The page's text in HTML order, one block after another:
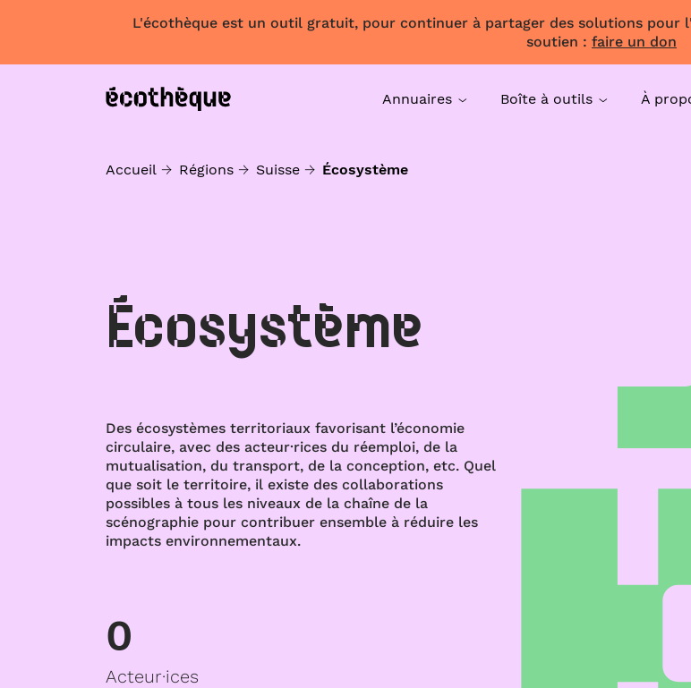
L'écothèque est un outil gratuit, pour continuer à partager des solutions
soutien : faire un don
Annuaires Boîte à outils À
Accueil Régions Suisse Écosystème
Écosystème
Des écosystèmes territoriaux favorisant l’économie
circulaire, avec des acteur·rices du réemploi, de la
mutualisation, du transport, de la conception, etc. Quel
que soit le territoire, il existe des collaborations
possibles à tous les niveaux de la chaîne de la
scénographie pour contribuer ensemble à réduire les
impacts environnementaux.
0
Acteur·ices